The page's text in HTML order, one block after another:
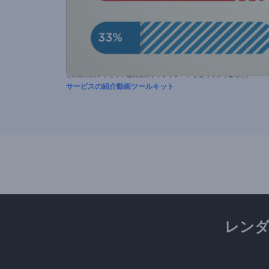
この動画のプリセットは次に示すテンプレートを使って作りました。
サービスの紹介動画ツールキット
レン